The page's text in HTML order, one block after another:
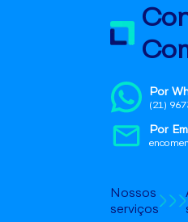
Por
(21)
Por
Nossos
serviços